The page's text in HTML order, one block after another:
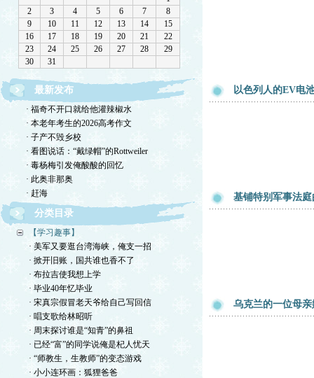
最新发布
· 福奇不开口就给他灌辣椒水
· 本老年考生的2026高考作文
· 子产不毁乡校
· 看图说话：“戴绿帽”的Rottweiler
· 毒杨梅引发俺酸酸的回忆
· 此奥非那奥
· 赶海
分类目录
【学习趣事】
· 美军又要逛台湾海峡，俺支一招
· 掀开旧账，国共谁也香不了
· 布拉吉使我想上学
· 毕业40年忆毕业
· 宋真宗假冒老天爷给自己写回信
· 唱支歌给林昭听
· 周末探讨谁是“知青”的鼻祖
· 已经“富”的同学说俺是杞人忧天
· “师教生，生教师”的变态游戏
· 小小连环画：狐狸爸爸
以色列人的EV电
基铺特别军事法
乌克兰的一位母